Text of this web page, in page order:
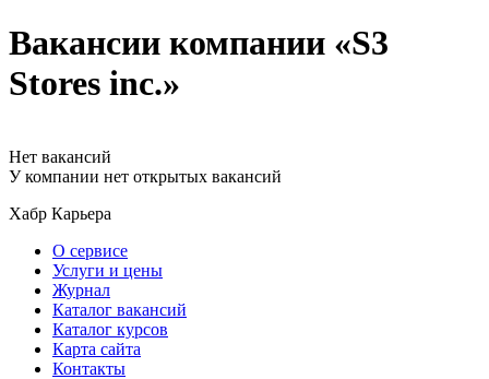
Вакансии компании «S3
Stores inc.»
Нет вакансий
У компании нет открытых вакансий
Хабр Карьера
О сервисе
Услуги и цены
Журнал
Каталог вакансий
Каталог курсов
Карта сайта
Контакты